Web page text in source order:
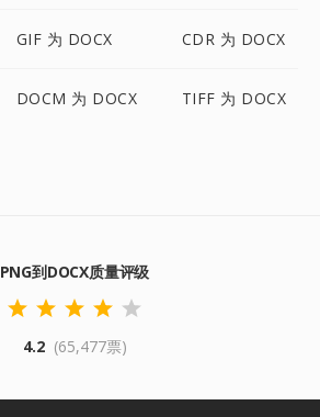
GIF 为 DOCX CDR 为 DOCX
DOCM 为 DOCX TIFF 为 DOCX
PNG到DOCX质量评级
4.2 (65,477票)